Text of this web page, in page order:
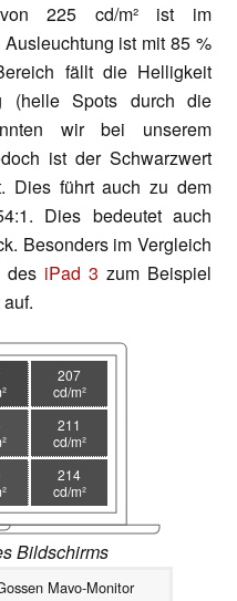
225 cd/m² ist im
ist mit 85 %
fällt die Helligkeit
(helle Spots durch die
wir bei unserem
ist der Schwarzwert
Dies führt auch zu dem
Dies bedeutet auch
Besonders im Vergleich
des iPad 3 zum Beispiel
207
cd/m²
211
cd/m²
214
cd/m²
Bildschirms
Mavo-Monitor